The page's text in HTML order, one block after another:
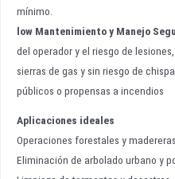
mínimo.
low Mantenimiento y Manejo
del operador y el riesgo de
sierras de gas y sin riesgo de
públicos o propensas a incendios
Aplicaciones ideales
Operaciones forestales y madereras
Eliminación de arbolado urbano y